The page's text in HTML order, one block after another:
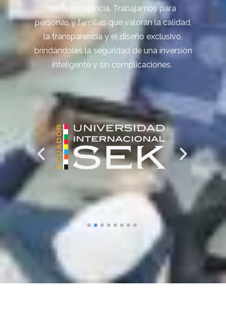
de la excelencia. Trabajamos para
personas y familias que valoran la calidad,
la transparencia y el diseño exclusivo,
brindándoles la seguridad de una inversión
inteligente y sin complicaciones.